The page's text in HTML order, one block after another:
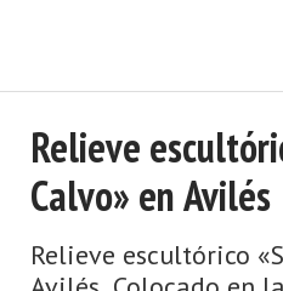
Relieve
Calvo» en Avilés
Relieve escultórico